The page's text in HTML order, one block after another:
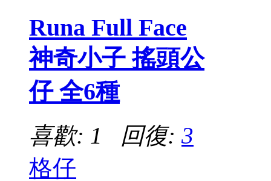
Runa Full Face
神奇小子 搖頭公
仔 全6種
喜歡: 1 回復: 3
格仔